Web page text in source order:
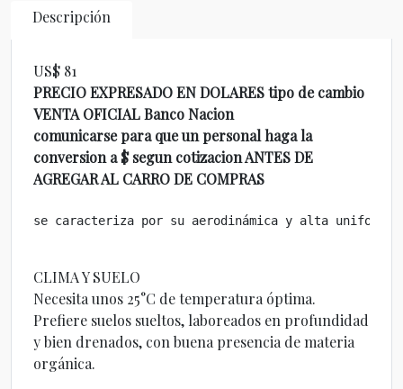
Descripción
US$ 81
PRECIO EXPRESADO EN DOLARES tipo de cambio
VENTA OFICIAL Banco Nacion
comunicarse para que un personal haga la
conversion a $ segun cotizacion ANTES DE
AGREGAR AL CARRO DE COMPRAS
se caracteriza por su aerodinámica y alta
CLIMA Y SUELO
Necesita unos 25°C de temperatura óptima.
Prefiere suelos sueltos, laboreados en profundidad
y bien drenados, con buena presencia de materia
orgánica.